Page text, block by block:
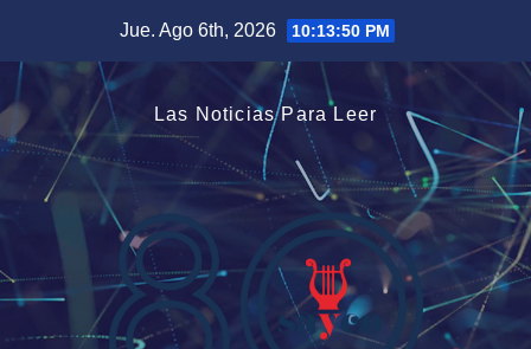
contenido
Jue. Ago 6th, 2026 10:13:51 PM
Las Noticias Para Leer